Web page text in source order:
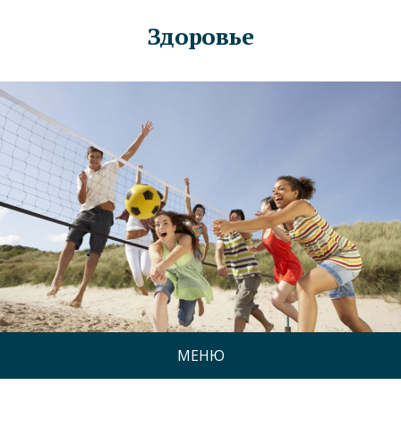
Здоровье
МЕНЮ